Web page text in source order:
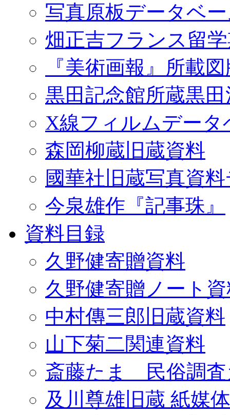
写真原板データベ
畑正吉フランス留
『美術画報』所載
黒田記念館所蔵黒
X線フィルムデータ
森岡柳蔵旧蔵資料
國華社旧蔵写真資
今泉雄作『記事珠』
資料目録
久野健寄贈資料
久野健寄贈ノート
中村傳三郎旧蔵資料
山下菊二関連資料
斎藤たま 民俗調査
及川尊雄旧蔵 紙媒